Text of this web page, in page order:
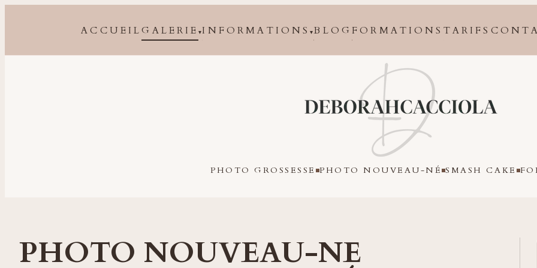
ACCUEILGALERIE▾INFORMATIONS▾BLOGFORMATIONS TARIFS
PHOTO GROSSESSE PHOTO NOUVEAU-NÉ SMASH CAKE
PHOTO NOUVEAU-NE